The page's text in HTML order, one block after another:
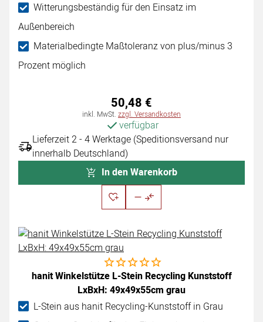
Witterungsbeständig für den Einsatz im
Außenbereich
Materialbedingte Maßtoleranz von plus/minus 3
Prozent möglich
50,48 €
Steuerhinweis:
inkl. MwSt. zzgl. Versandkosten
verfügbar
Lieferzeit 2 - 4 Werktage (Speditionsversand nur
innerhalb Deutschland)
In den Warenkorb
Noch keine Bewertungen abgegeben
hanit Winkelstütze L-Stein Recycling Kunststoff
LxBxH: 49x49x55cm grau
L-Stein aus hanit Recycling-Kunststoff in Grau